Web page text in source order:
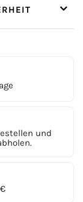
und